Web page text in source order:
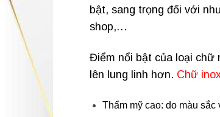
bật, sang trọng đối với
shop,…
Điểm nổi bật của loại chữ
lên lung linh hơn. Chữ
Thẩm mỹ cao: do màu